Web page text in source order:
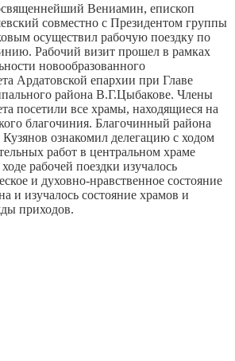
Вениамин, епископ
совместно с Президентом группы
осуществил рабочую поездку по
Рабочий визит прошел в рамках
новообразованного
Ардатовской епархии при Главе
района В.Г.Цыбакове. Члены
посетили все храмы, находящиеся на
благочиния. Благочинный района
ознакомил делегацию с ходом
работ в центральном храме
рабочей поездки изучалось
и духовно-нравственное состояние
и изучалось состояние храмов и
приходов.